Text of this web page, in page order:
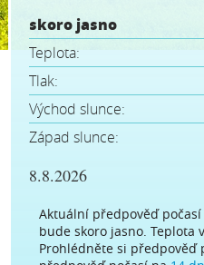
skoro jasno
Teplota:
Tlak:
Východ slunce:
Západ slunce:
8.8.2026
Aktuální předpověď
bude skoro jasno. Teplota
Prohlédněte si předpověď